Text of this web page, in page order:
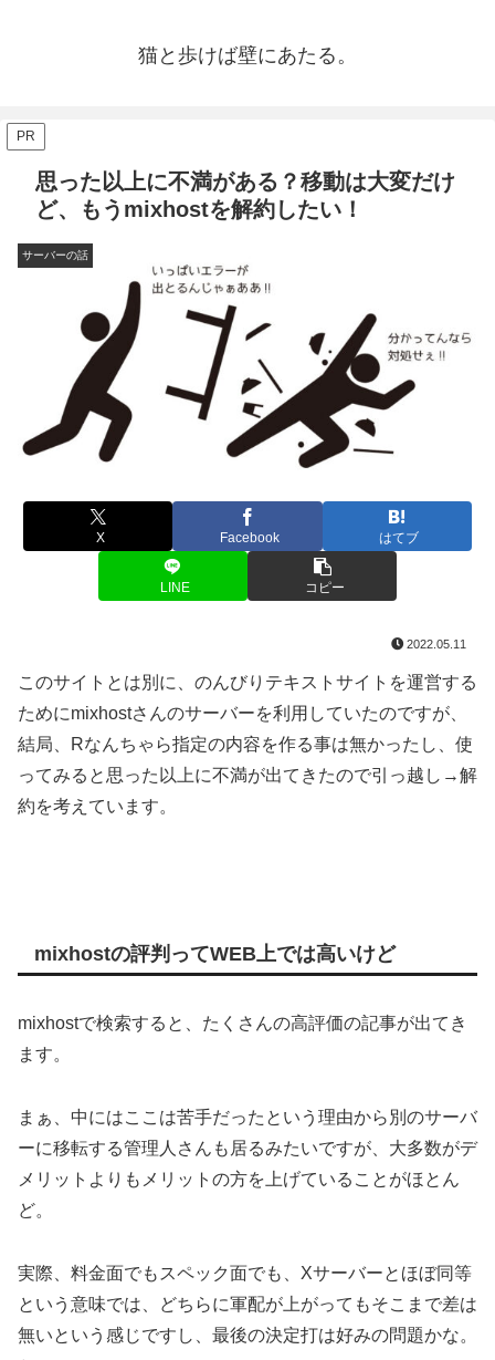
猫と歩けば壁にあたる。
PR
思った以上に不満がある？移動は大変だけ
ど、もうmixhostを解約したい！
サーバーの話
X Facebook はてブ
LINE コピー
2022.05.11
このサイトとは別に、のんびりテキストサイトを運営する
ためにmixhostさんのサーバーを利用していたのですが、
結局、Rなんちゃら指定の内容を作る事は無かったし、使
ってみると思った以上に不満が出てきたので引っ越し→解
約を考えています。
mixhostの評判ってWEB上では高いけど
mixhostで検索すると、たくさんの高評価の記事が出てき
ます。
まぁ、中にはここは苦手だったという理由から別のサーバ
ーに移転する管理人さんも居るみたいですが、大多数がデ
メリットよりもメリットの方を上げていることがほとん
ど。
実際、料金面でもスペック面でも、Xサーバーとほぼ同等
という意味では、どちらに軍配が上がってもそこまで差は
無いという感じですし、最後の決定打は好みの問題かな。